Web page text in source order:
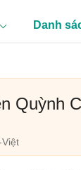
Danh
Quỳnh
Việt